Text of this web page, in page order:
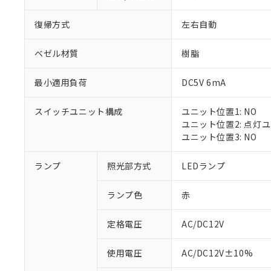
復帰方式 左右自動
ベゼル材質 樹脂
最小適用負荷 DC5V 6mA
スイッチユニット構成
ユニット位置1: NO
ユニット位置2: 点灯
ユニット位置3: NO
ランプ 照光部方式 LEDランプ
ランプ色 赤
定格電圧 AC/DC12V
使用電圧 AC/DC12V±10%
ご利用条件
※1 対応状況
調査・確認中：
非該当品：ライセ
仕入先様の事情に
があります。
※1 中国